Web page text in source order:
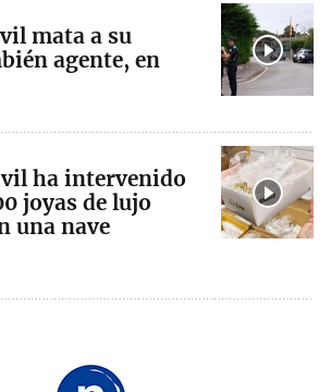
mata a su
agente, en
ha intervenido
joyas de lujo
una nave